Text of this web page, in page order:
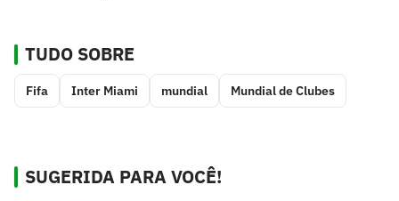
TUDO SOBRE
Fifa Inter Miami mundial Mundial de Clubes
SUGERIDA PARA VOCÊ!